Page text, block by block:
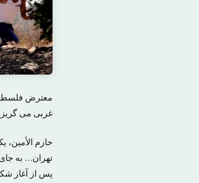
معترض
غربی می گریزد – ۱۶ ژوییه ۲۰۱۴ –
حازم
تهران… به
پس از آغاز